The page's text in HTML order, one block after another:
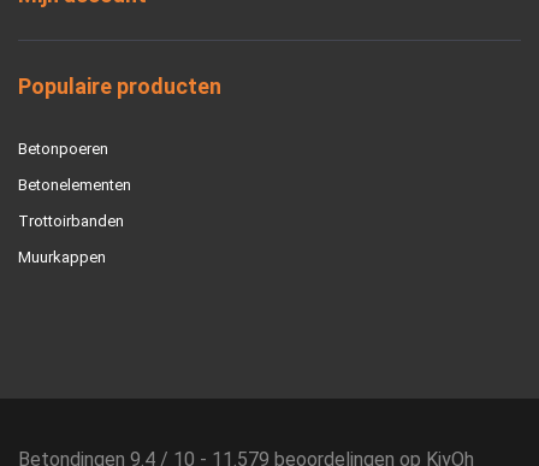
Populaire producten
Betonpoeren
Betonelementen
Trottoirbanden
Muurkappen
Betondingen 9.4 / 10 - 11.579 beoordelingen op KiyOh